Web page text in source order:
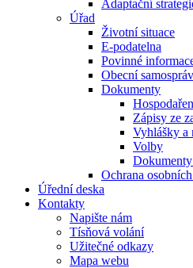
Adaptační
Úřad
Životní situace
E-podatelna
Povinné
Obecní
Dokumenty
Zápisy ze
Vyhlášky a
Volby
Ochrana
Úřední deska
Kontakty
Napište nám
Tísňová volání
Užitečné odkazy
Mapa webu